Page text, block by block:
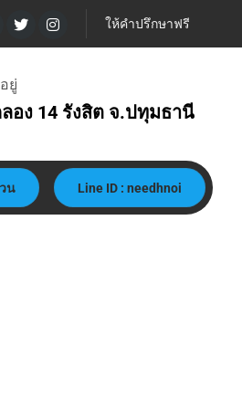
ให้คำปรึกษาฟรี
ยู่
อง 14 รังสิต จ.ปทุมธานี
Line ID : needhnoi
น